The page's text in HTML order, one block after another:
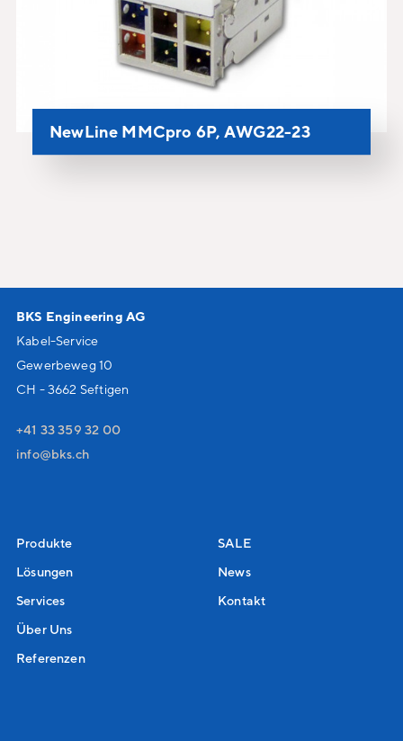
NewLine MMCpro 6P, AWG22-23
BKS Engineering AG
Kabel-Service
Gewerbeweg 10
CH - 3662 Seftigen
+41 33 359 32 00
nf
bks ch
Produkte
Lösungen
Services
Über Uns
Referenzen
SALE
News
Kontakt